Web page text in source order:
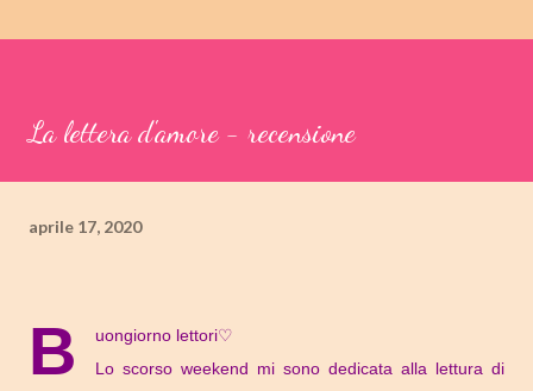
La lettera d'amore - recensione
aprile 17, 2020
B
uongiorno lettori♡
Lo scorso weekend mi sono dedicata alla lettura di